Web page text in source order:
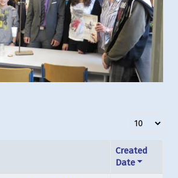
Anzeige #
Created
Date